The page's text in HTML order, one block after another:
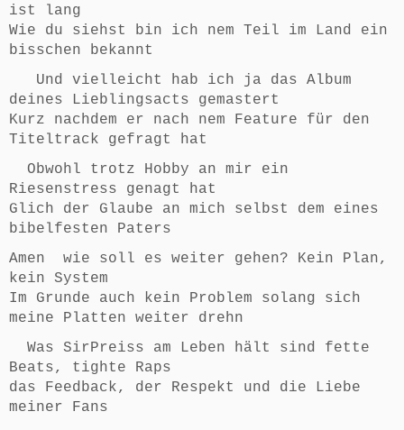
ist lang
Wie du siehst bin ich nem Teil im Land ein
bisschen bekannt
Und vielleicht hab ich ja das Album
deines Lieblingsacts gemastert
Kurz nachdem er nach nem Feature für den
Titeltrack gefragt hat
Obwohl trotz Hobby an mir ein
Riesenstress genagt hat
Glich der Glaube an mich selbst dem eines
bibelfesten Paters
Amen wie soll es weiter gehen? Kein Plan,
kein System
Im Grunde auch kein Problem solang sich
meine Platten weiter drehn
Was SirPreiss am Leben hält sind fette
Beats, tighte Raps
das Feedback, der Respekt und die Liebe
meiner Fans